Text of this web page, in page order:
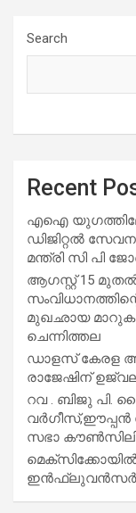
Search
Recent
എഐ
ഡിജിറ്റൽ
മന്ത്രി സി പി
ആഗസ്റ്റ് 15
മുഖഛായ
ചെന്നിത്തല
ഡാളസ് കേരള
രാജേഷിന്
റവ . ബിജു പി.
വർഗീസ്,ഈപ്പൻ
സഭാ
മെക്സിക്കോയിൽ
ഇൻഫ്ലുവൻസർ